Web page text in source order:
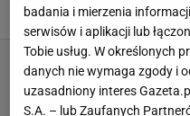
Julia Mistarz,
badania i mierzenia
serwisów i aplikacji lub
Tobie usług. W określonych
danych nie wymaga zgody i
uzasadniony interes
S.A. – lub Zaufanych